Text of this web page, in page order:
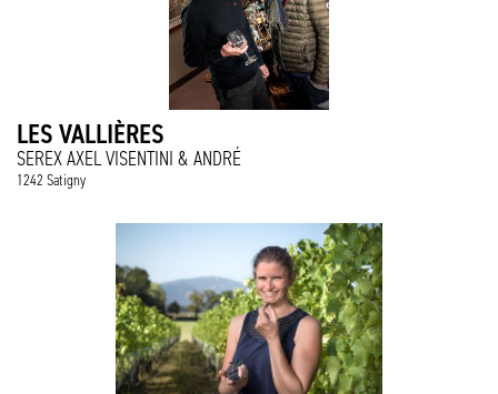
LES VALLIÈRES
SEREX AXEL VISENTINI & ANDRÉ
1242 Satigny